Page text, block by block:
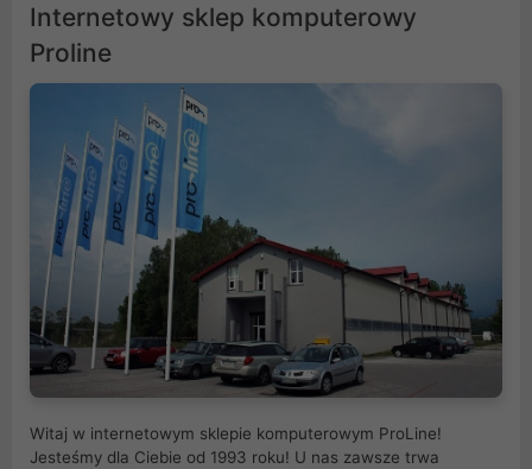
Internetowy sklep komputerowy
Proline
Witaj w internetowym sklepie komputerowym ProLine!
Jesteśmy dla Ciebie od 1993 roku! U nas zawsze trwa